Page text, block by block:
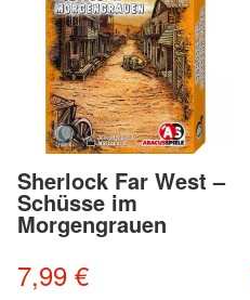
Sherlock Far West –
Schüsse im
Morgengrauen
7,99 €